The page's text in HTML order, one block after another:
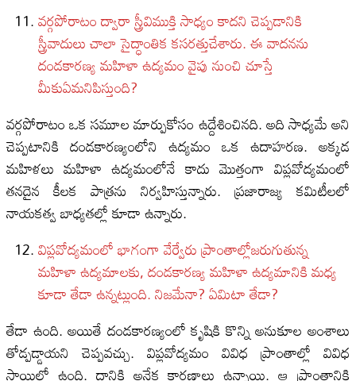
వర్గపోరాటం ద్వారా స్త్రీవిముక్తి సాధ్యం కాదని చెప్పడానికి
స్త్రీవాదులు చాలా సైద్ధాంతిక కసరత్తుచేశారు. ఈ వాదనను
దండకారణ్య మహిళా ఉద్యమం వైపు నుంచి చూస్తే
మీకుఏమనిపిస్తుంది?
వర్గపోరాటం ఒక సమూల మార్పుకోసం ఉద్దేశించినది. అది సాధ్యమే అని
చెప్పటానికి దండకారణ్యంలోని ఉద్యమం ఒక ఉదాహరణ. అక్కడ
మహిళలు మహిళా ఉద్యమంలోనే కాదు మొత్తంగా విప్లవోద్యమంలో
తనదైన కీలక పాత్రను నిర్వహిస్తున్నారు. ప్రజారాజ్య కమిటీలలో
నాయకత్వ బాధ్యతల్లో కూడా ఉన్నారు.
విప్లవోద్యమంలో భాగంగా వేర్వేరు ప్రాంతాల్లోజరుగుతున్న
మహిళా ఉద్యమాలకు, దండకారణ్య మహిళా ఉద్యమానికి మధ్య
కూడా తేడా ఉన్నట్లుంది. నిజమేనా? ఏమిటా తేడా?
తేడా ఉంది. అయితే దండకారణ్యంలో కృషికి కొన్ని అనుకూల అంశాలు
తోడ్పడ్డాయని చెప్పవచ్చు. విప్లవోద్యమం వివిధ ప్రాంతాల్లో వివిధ
స్థాయిల్లో ఉంది. దానికి అనేక కారణాలు ఉన్నాయి. ఆ ప్రాంతానికి